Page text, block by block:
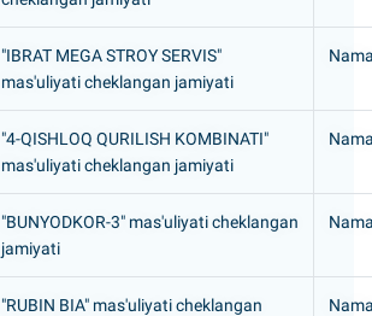
"IBRAT MEGA STROY SERVIS"
mas'uliyati cheklangan jamiyati
"4-QISHLOQ QURILISH KOMBINATI"
mas'uliyati cheklangan jamiyati
"BUNYODKOR-3" mas'uliyati cheklangan
jamiyati
"RUBIN BIA" mas'uliyati cheklangan